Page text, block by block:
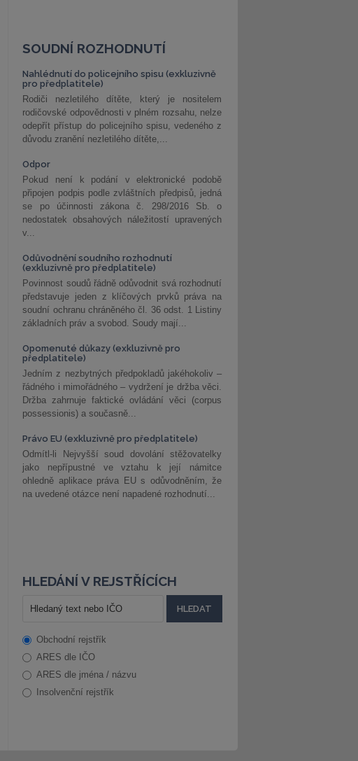
SOUDNÍ ROZHODNUTÍ
Nahlédnutí do policejního spisu (exkluzivně
pro předplatitele)
Rodiči nezletilého dítěte, který je nositelem
rodičovské odpovědnosti v plném rozsahu, nelze
odepřít přístup do policejního spisu, vedeného z
důvodu zranění nezletilého dítěte,...
Odpor
Pokud není k podání v elektronické podobě
připojen podpis podle zvláštních předpisů, jedná
se po účinnosti zákona č. 298/2016 Sb. o
nedostatek obsahových náležitostí upravených
v...
Odůvodnění soudního rozhodnutí
(exkluzivně pro předplatitele)
Povinnost soudů řádně odůvodnit svá rozhodnutí
představuje jeden z klíčových prvků práva na
soudní ochranu chráněného čl. 36 odst. 1 Listiny
základních práv a svobod. Soudy mají...
Opomenuté důkazy (exkluzivně pro
předplatitele)
Jedním z nezbytných předpokladů jakéhokoliv –
řádného i mimořádného – vydržení je držba věci.
Držba zahrnuje faktické ovládání věci (corpus
possessionis) a současně...
Právo EU (exkluzivně pro předplatitele)
Odmítl-li Nejvyšší soud dovolání stěžovatelky
jako nepřípustné ve vztahu k její námitce
ohledně aplikace práva EU s odůvodněním, že
na uvedené otázce není napadené rozhodnutí...
HLEDÁNÍ V REJSTŘÍCÍCH
Obchodní rejstřík
ARES dle IČO
ARES dle jména / názvu
Insolvenční rejstřík